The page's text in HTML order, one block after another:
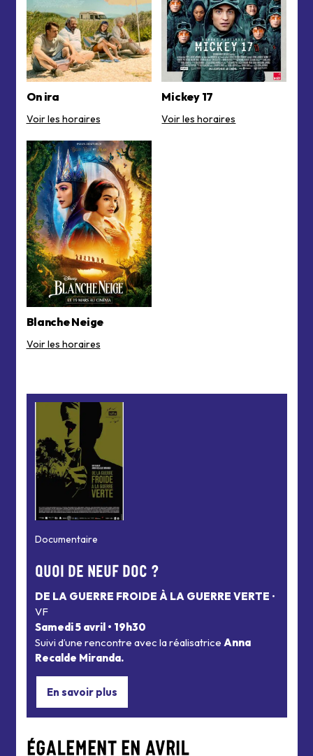
On ira
Voir les horaires
Mickey 17
Voir les horaires
Blanche Neige
Voir les horaires
Documentaire
QUOI DE NEUF DOC ?
DE LA GUERRE FROIDE À LA GUERRE VERTE •
VF
Samedi 5 avril • 19h30
Suivi d’une rencontre avec la réalisatrice Anna
Recalde Miranda.
En savoir plus
ÉGALEMENT EN AVRIL